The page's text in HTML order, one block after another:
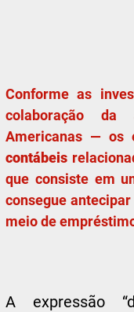
Conforme as
colaboração
Americanas — os
contábeis
que consiste em
consegue
meio de
A expressão